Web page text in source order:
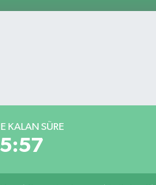
KALAN SÜRE